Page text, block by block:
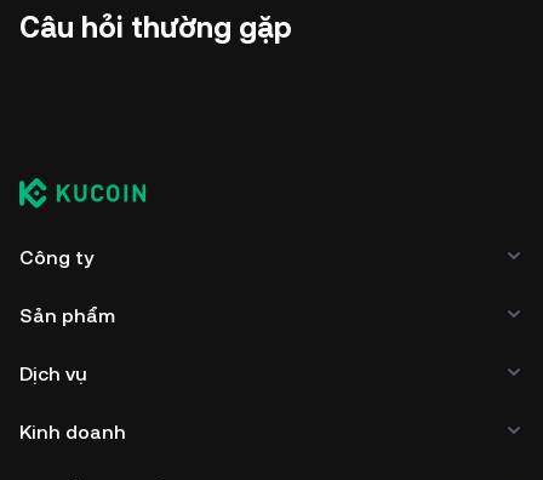
Câu hỏi thường gặp
Công ty
Sản phẩm
Dịch vụ
Kinh doanh